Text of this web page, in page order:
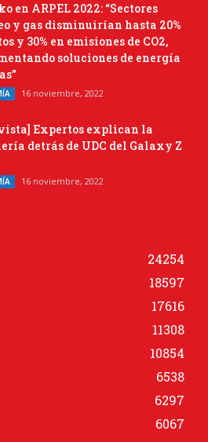
en ARPEL 2022: “Sectores
y gas disminuirían hasta 20%
y 30% en emisiones de CO2,
soluciones de energía
16 noviembre, 2022
Expertos explican la
detrás de UDC del Galaxy Z
16 noviembre, 2022
24254
18597
17616
11308
10854
6538
6297
6067